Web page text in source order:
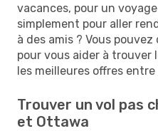
vacances, pour un
simplement pour aller
à des amis ? Vous
pour vous aider à trouver
les meilleures offres
Trouver un vol pas
et Ottawa